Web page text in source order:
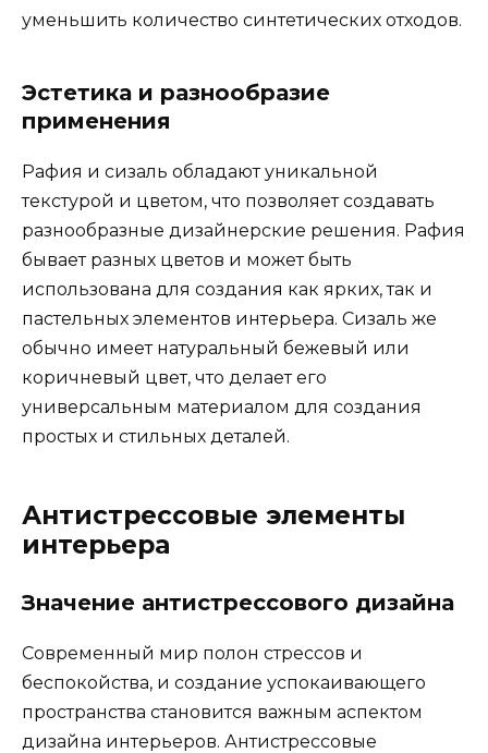
уменьшить количество синтетических отходов.
Эстетика и разнообразие
применения
Рафия и сизаль обладают уникальной
текстурой и цветом, что позволяет создавать
разнообразные дизайнерские решения. Рафия
бывает разных цветов и может быть
использована для создания как ярких, так и
пастельных элементов интерьера. Сизаль же
обычно имеет натуральный бежевый или
коричневый цвет, что делает его
универсальным материалом для создания
простых и стильных деталей.
Антистрессовые элементы
интерьера
Значение антистрессового дизайна
Современный мир полон стрессов и
беспокойства, и создание успокаивающего
пространства становится важным аспектом
дизайна интерьеров. Антистрессовые